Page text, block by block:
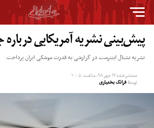
پیش‌بینی نشریه آمریکایی درباره
نشریه نشنال اینترست در گزارشی به قدرت موشکی ایران پرداخت.
منتشر شده۱۷ مهر ۹۸, ساعت: ۱۰:۰۵
توسطفرانک بختیاری